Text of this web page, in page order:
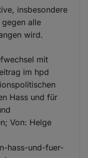
insbesondere
alle
wird.
mit
im hpd
Hass und für
Von: Helge
hass-und-fuer-